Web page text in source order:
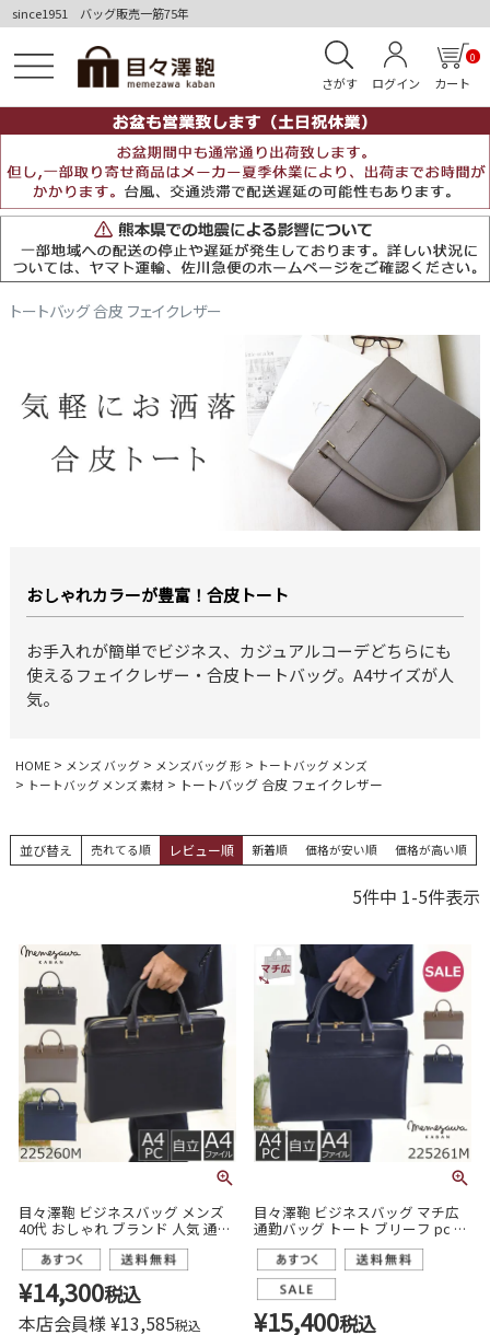
since1951 バッグ販売一筋75年
さがす ログイン カート
0
トートバッグ 合皮 フェイクレザー
おしゃれカラーが豊富！合皮トート
お手入れが簡単でビジネス、カジュアルコーデどちらにも
使えるフェイクレザー・合皮トートバッグ。A4サイズが人
気。
HOME メンズ バッグ メンズバッグ 形
トートバッグ メンズ
トートバッグ メンズ 素材
トートバッグ 合皮 フェイクレザー
並び替え 売れてる順 レビュー順 新着順 価格が安い順 価格が高い順
5件中 1-5件表示
目々澤鞄 ビジネスバッグ メンズ
40代 おしゃれ ブランド 人気 通勤
小さめ 男性 pc ブリーフケース ト
ート 225260m
¥14,300税込
本店会員様¥13,585税込
目々澤鞄 ビジネスバッグ マチ広
通勤バッグ トート ブリーフ pc メ
ンズ 30代 40代 ビジネスマン かっ
こいい 人気 オシャレ おすすめ 黒
ネイビー グレー 225261m
¥15,400税込